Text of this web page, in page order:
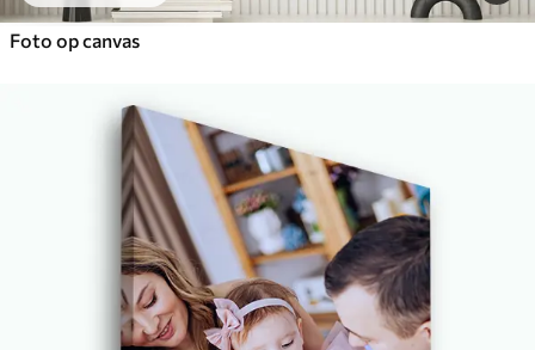
Foto op canvas